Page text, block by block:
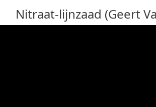
Nitraat-lijnzaad (Geert